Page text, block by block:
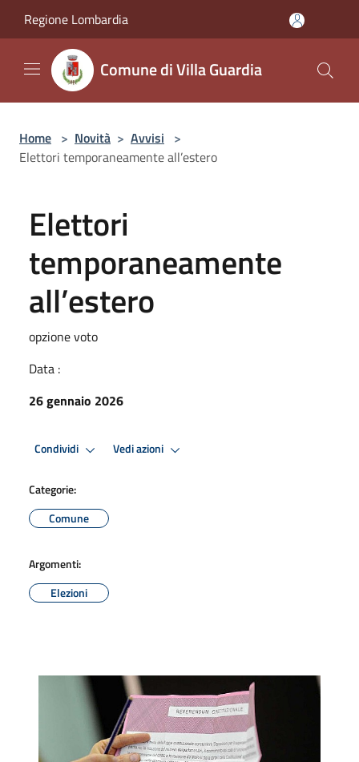
Regione Lombardia
Comune di Villa Guardia
Home > Novità > Avvisi >
Elettori temporaneamente all’estero
Elettori
temporaneamente
all’estero
opzione voto
Data :
26 gennaio 2026
Condividi Vedi azioni
Categorie:
Comune
Argomenti:
Elezioni